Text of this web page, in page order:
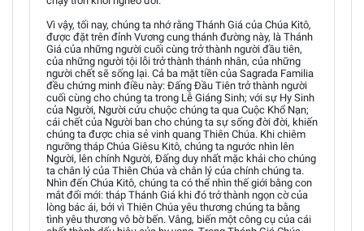
Vì vậy, tối nay, chúng ta nhớ rằng Thánh Giá của Chúa Kitô,
được đặt trên đỉnh Vương cung thánh đường này, là Thánh
Giá của những người cuối cùng trở thành người đầu tiên,
của những người tội lỗi trở thành thánh nhân, của những
người chết sẽ sống lại. Cả ba mặt tiền của Sagrada Familia
đều chứng minh điều này: Đấng Đầu Tiên trở thành người
cuối cùng cho chúng ta trong Lễ Giáng Sinh; với sự Hy Sinh
của Người, Người cứu chuộc chúng ta qua Cuộc Khổ Nạn;
cái chết của Người ban cho chúng ta sự sống đời đời, khiến
chúng ta được chia sẻ vinh quang Thiên Chúa. Khi chiêm
ngưỡng tháp Chúa Giêsu Kitô, chúng ta ngước nhìn lên
Người, lên chính Người, Đấng duy nhất mặc khải cho chúng
ta chân lý của Thiên Chúa và chân lý của chính chúng ta.
Nhìn đến Chúa Kitô, chúng ta có thể nhìn thế giới bằng con
mắt đổi mới: tháp Thánh Giá khi đó trở thành ngọn cờ của
lòng bác ái, bởi vì Thiên Chúa yêu thương chúng ta bằng
tình yêu thương vô bờ bến. Vâng, biến một công cụ của cái